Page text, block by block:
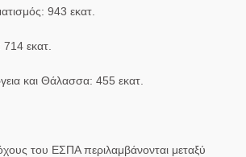
943 εκατ.
εκατ.
και Θάλασσα: 455 εκατ.
του ΕΣΠΑ περιλαμβάνονται μεταξύ